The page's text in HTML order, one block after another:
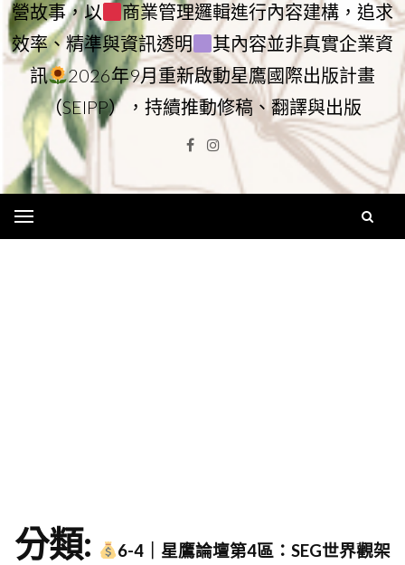
營故事，以
商業管理邏輯進行內容建構，追求
效率、精準與資訊透明
其內容並非真實企業資
訊
2026年9月重新啟動星鷹國際出版計畫
（SEIPP），持續推動修稿、翻譯與出版
Facebook
Instagram
分類:
6-4｜星鷹論壇第4區：SEG世界觀架